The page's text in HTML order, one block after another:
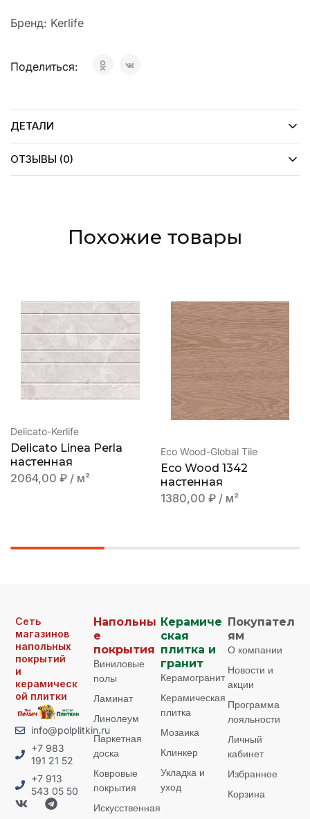
Бренд: Kerlife
Поделиться:
ДЕТАЛИ
ОТЗЫВЫ (0)
Похожие товары
Delicato-Kerlife
Delicato Linea Perla
настенная
2064,00 ₽ / м²
Eco Wood-Global Tile
Eco Wood 1342
настенная
1380,00 ₽ / м²
Сеть
магазинов
напольных
покрытий
и
керамическ
ой плитки
info@polplitkin.ru
+7 983
191 21 52
+7 913
543 05 50
Напольны
е
покрытия
Виниловые
полы
Ламинат
Линолеум
Паркетная
доска
Ковровые
покрытия
Искусственная
Керамиче
ская
плитка и
гранит
Керамогранит
Керамическая
плитка
Мозаика
Клинкер
Укладка и
уход
Покупател
ям
О компании
Новости и
акции
Программа
лояльности
Личный
кабинет
Избранное
Корзина